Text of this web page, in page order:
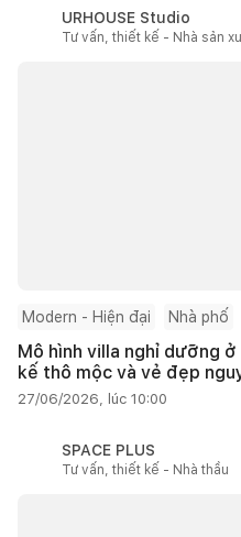
URHOUSE Studio
Tư vấn, thiết kế - Nhà sản
Modern - Hiện đại Nhà phố
Mô hình villa nghỉ dưỡng
kế thô mộc và vẻ đẹp
27/06/2026, lúc 10:00
SPACE PLUS
Tư vấn, thiết kế - Nhà thầu